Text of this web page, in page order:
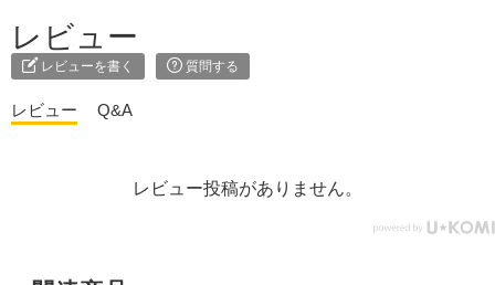
レビュー
レビューを書く 質問する
レビュー Q&A
レビュー投稿がありません。